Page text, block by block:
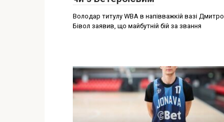
Володар титулу WBA в напівважкій вазі Дмитро
Бівол заявив, що майбутній бій за звання